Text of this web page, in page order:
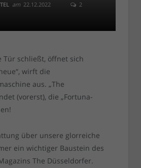
am 22.12.2022
2
Tür schließt, öffnet sich
wirft die
aus. „The
(vorerst), die „Fortuna-
über unsere glorreiche
ein wichtiger Baustein des
The Düsseldorfer.